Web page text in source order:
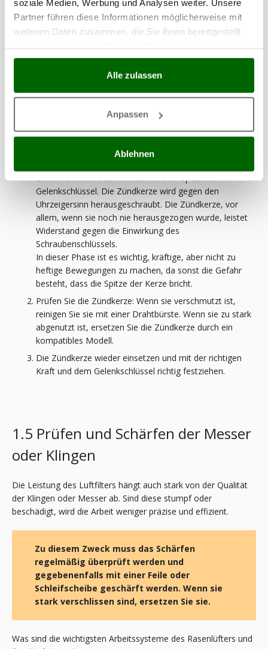
soziale Medien, Werbung und Analysen weiter. Unsere
Partner führen diese Informationen möglicherweise mit
weiteren Daten zusammen, die Sie ihnen bereitgestellt
gesammelt haben.
Alle zulassen
Anpassen
Ablehnen
Reinigung ausreicht.
oder geringfügig verkalkt ist, reicht eine
Reinigung aus. Ist sie jedoch stark
muss sie ersetzt werden.
Sehen wir uns die Schritte für eine ordnungsgemäße
Wartung und einen möglichen Austausch an:
Entfernen Sie die Zündkerze mit dem speziellen
Gelenkschlüssel. Die Zündkerze wird gegen den
Uhrzeigersinn herausgeschraubt. Die Zündkerze, vor
allem, wenn sie noch nie herausgezogen wurde, leistet
Widerstand gegen die Einwirkung des
Schraubenschlüssels.
In dieser Phase ist es wichtig, kräftige, aber nicht zu
heftige Bewegungen zu machen, da sonst die Gefahr
besteht, dass die Spitze der Kerze bricht.
Prüfen Sie die Zündkerze: Wenn sie verschmutzt ist,
reinigen Sie sie mit einer Drahtbürste. Wenn sie zu stark
abgenutzt ist, ersetzen Sie die Zündkerze durch ein
kompatibles Modell.
Die Zündkerze wieder einsetzen und mit der richtigen
Kraft und dem Gelenkschlüssel richtig festziehen.
1.5 Prüfen und Schärfen der Messer
oder Klingen
Die Leistung des Luftfilters hängt auch stark von der Qualität
der Klingen oder Messer ab. Sind diese stumpf oder
beschädigt, wird die Arbeit weniger präzise und effizient.
Zu diesem Zweck muss das Schärfen
regelmäßig überprüft werden und
gegebenenfalls mit einer Feile oder
Schleifscheibe geschärft werden. Wenn sie
stark verschlissen sind, ersetzen Sie sie.
Was sind die wichtigsten Arbeitssysteme des Rasenlüfters und